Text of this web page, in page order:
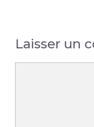
Laisser un